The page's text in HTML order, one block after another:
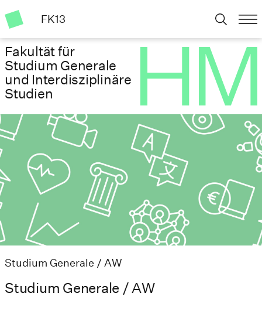
FK13
Fakultät für
Studium Generale
und Interdisziplinäre
Studien
Studium Generale / AW
Studium Generale / AW